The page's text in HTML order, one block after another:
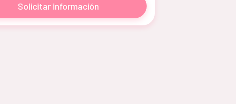
Solicitar información